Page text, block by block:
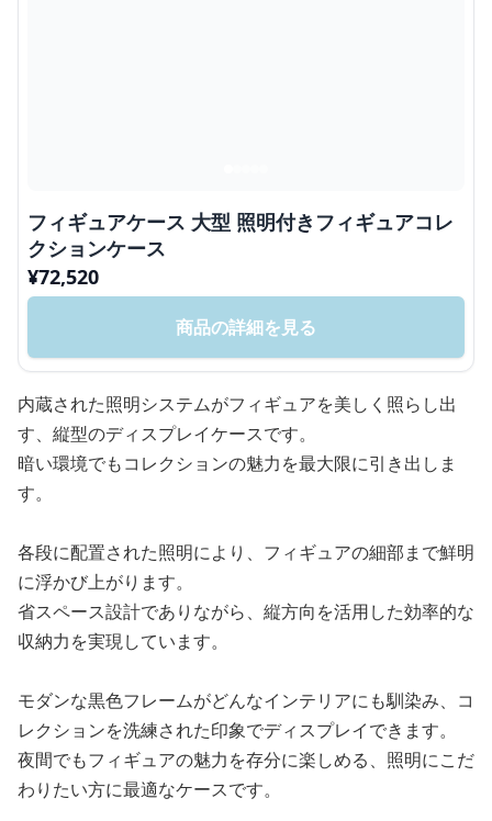
フィギュアケース 大型 照明付きフィギュアコレ
クションケース
¥72,520
商品の詳細を見る
内蔵された照明システムがフィギュアを美しく照らし出
す、縦型のディスプレイケースです。
暗い環境でもコレクションの魅力を最大限に引き出しま
す。
各段に配置された照明により、フィギュアの細部まで鮮明
に浮かび上がります。
省スペース設計でありながら、縦方向を活用した効率的な
収納力を実現しています。
モダンな黒色フレームがどんなインテリアにも馴染み、コ
レクションを洗練された印象でディスプレイできます。
夜間でもフィギュアの魅力を存分に楽しめる、照明にこだ
わりたい方に最適なケースです。